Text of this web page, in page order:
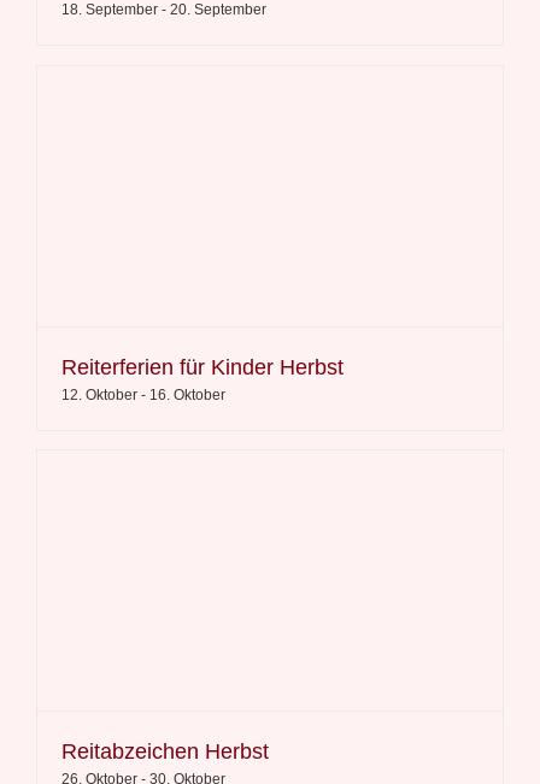
18. September - 20. September
Reiterferien für Kinder Herbst
12. Oktober - 16. Oktober
Reitabzeichen Herbst
26. Oktober - 30. Oktober